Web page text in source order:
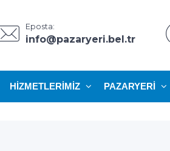
Eposta:
info@pazaryeri.bel.tr
HIZMETLERIMIZ PAZARYERI